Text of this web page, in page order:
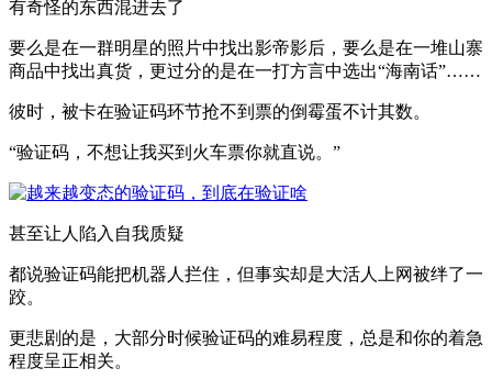
有奇怪的东西混进去了
要么是在一群明星的照片中找出影帝影后，要么是在一堆山寨
商品中找出真货，更过分的是在一打方言中选出“海南话”……
彼时，被卡在验证码环节抢不到票的倒霉蛋不计其数。
“验证码，不想让我买到火车票你就直说。”
甚至让人陷入自我质疑
都说验证码能把机器人拦住，但事实却是大活人上网被绊了一
跤。
更悲剧的是，大部分时候验证码的难易程度，总是和你的着急
程度呈正相关。